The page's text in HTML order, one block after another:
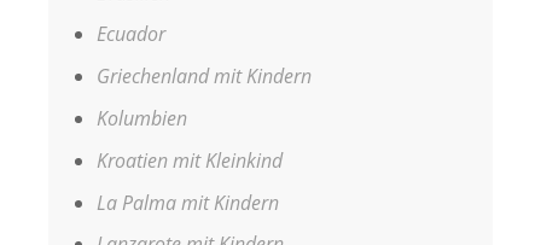
Ecuador
Griechenland mit Kindern
Kolumbien
Kroatien mit Kleinkind
La Palma mit Kindern